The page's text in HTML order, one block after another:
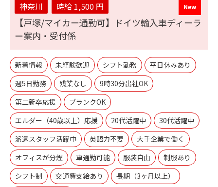
神奈川 時給 1,500 円
【戸塚/マイカー通勤可】ドイツ輸入車ディーラ
ー案内・受付係
新着情報 未経験歓迎 シフト勤務
平日休みあり
週5日勤務
残業なし
9時30分出社OK
第二新卒応援
ブランクOK
エルダー（40歳以上）応援
20代活躍中
30代活躍中
派遣スタッフ活躍中
英語力不要
大手企業で働く
オフィスが分煙
車通勤可能 服装自由
制服あり
シフト制
交通費支給あり
長期（3ヶ月以上）